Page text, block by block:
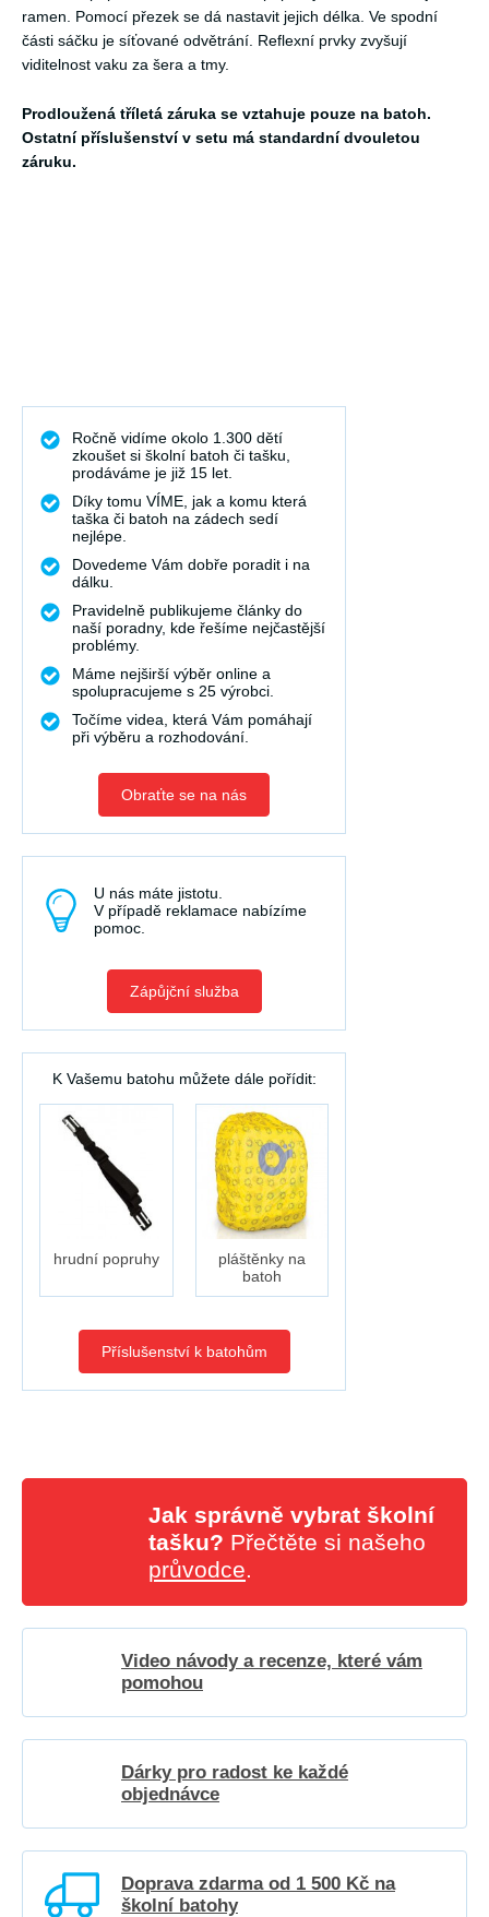
ramen. Pomocí přezek se dá nastavit jejich délka. Ve spodní
části sáčku je síťované odvětrání. Reflexní prvky zvyšují
viditelnost vaku za šera a tmy.
Prodloužená tříletá záruka se vztahuje pouze na batoh.
Ostatní příslušenství v setu má standardní dvouletou
záruku.
Ročně vidíme okolo 1.300 dětí
zkoušet si školní batoh či tašku,
prodáváme je již 15 let.
Díky tomu VÍME, jak a komu která
taška či batoh na zádech sedí
nejlépe.
Dovedeme Vám dobře poradit i na
dálku.
Pravidelně publikujeme články do
naší poradny, kde řešíme nejčastější
problémy.
Máme nejširší výběr online a
spolupracujeme s 25 výrobci.
Točíme videa, která Vám pomáhají
při výběru a rozhodování.
Obraťte se na nás
U nás máte jistotu.
V případě reklamace nabízíme
pomoc.
Zápůjční služba
K Vašemu batohu můžete dále pořídit:
hrudní popruhy
pláštěnky na
batoh
Příslušenství k batohům
Jak správně vybrat školní
tašku? Přečtěte si našeho
průvodce.
Video návody a recenze, které vám
pomohou
Dárky pro radost ke každé
objednávce
Doprava zdarma od 1 500 Kč na
školní batohy